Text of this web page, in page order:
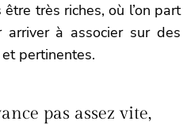
très riches, où l’on part
à associer sur des
pertinentes.
pas assez vite,